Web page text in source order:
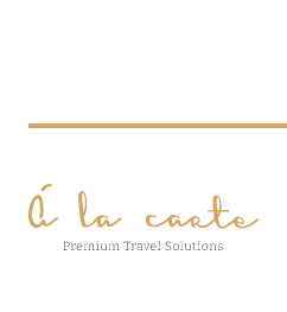
НОВОГОДНИЕ ДАТЫ СО